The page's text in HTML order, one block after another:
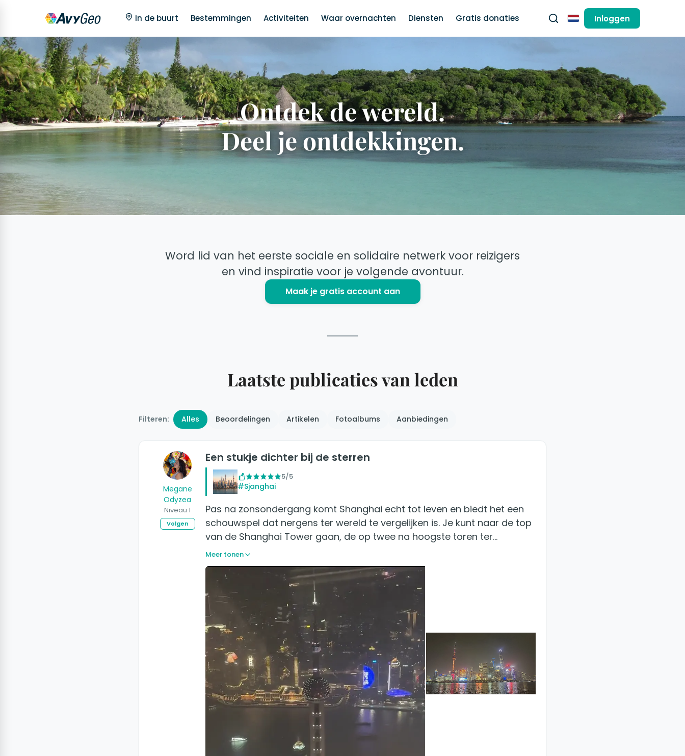
In de buurt Bestemmingen Activiteiten Waar overnachten Diensten Gratis donaties NederlandsInloggen
Ontdek de wereld.
Deel je ontdekkingen.
Word lid van het eerste sociale en solidaire netwerk voor reizigers
en vind inspiratie voor je volgende avontuur.
Maak je gratis account aan
Laatste publicaties van leden
Filteren: Alles Beoordelingen Artikelen Fotoalbums Aanbiedingen
Megane
Odyzea
Niveau 1
Volgen
Een stukje dichter bij de sterren
5/5
#Sjanghai
Pas na zonsondergang komt Shanghai echt tot leven en biedt het een
schouwspel dat nergens ter wereld te vergelijken is. Je kunt naar de top
van de Shanghai Tower gaan, de op twee na hoogste toren ter…
Meer tonen